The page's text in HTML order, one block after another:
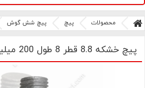
محصولات پیچ پیچ شش گوش
پیچ خشکه 8.8 قطر 8 طول 200 میلیمتر M8*200